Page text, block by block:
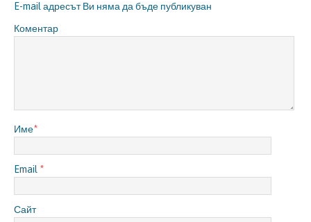
E-mail адресът Ви няма да бъде публикуван
Коментар
Име*
Email *
Сайт